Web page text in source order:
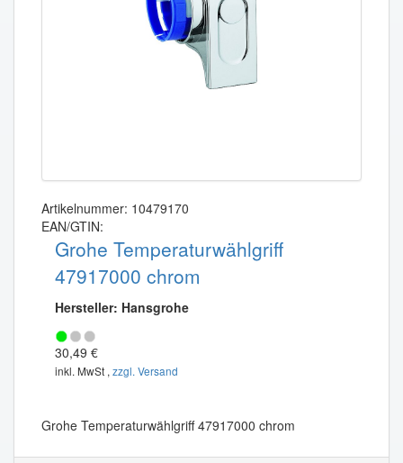
Artikelnummer: 10479170
EAN/GTIN:
Grohe Temperaturwählgriff
47917000 chrom
Hersteller: Hansgrohe
30,49 €
inkl. MwSt , zzgl. Versand
Grohe Temperaturwählgriff 47917000 chrom